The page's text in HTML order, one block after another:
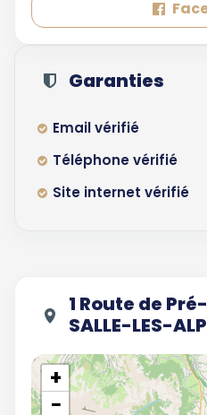
Garanties
Email vérifié
Téléphone vérifié
Site internet vérifié
1 Route de
SALLE-LES-
+
−